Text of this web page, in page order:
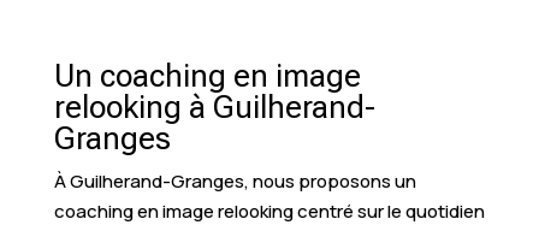
Un coaching en image
relooking à Guilherand-
Granges
À Guilherand-Granges, nous proposons un
coaching en image relooking centré sur le quotidien